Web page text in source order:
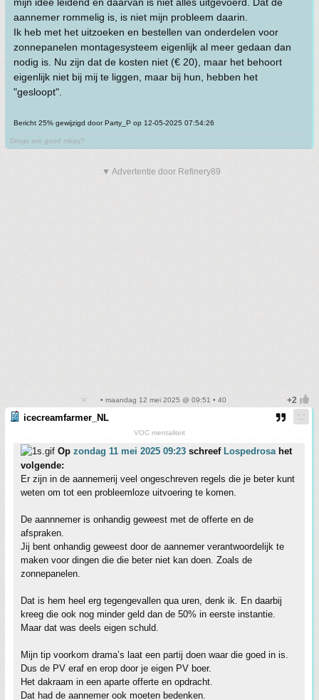
aannemer rommelig is, is niet mijn probleem daarin.
Ik heb met het uitzoeken en bestellen van onderdelen voor
zonnepanelen montagesysteem eigenlijk al meer gedaan dan
nodig is. Nu zijn dat de kosten niet (€ 20), maar het behoort
eigenlijk niet bij mij te liggen, maar bij hun, hebben het
"gesloopt".
Bericht 25% gewijzigd door Party_P op 12-05-2025 07:54:26
Drugs are good mkay?
▼ Advertentie door Refinery89
• maandag 12 mei 2025 @ 09:51 • 40
icecreamfarmer_NL
VOC mentaliteit
Op zondag 11 mei 2025 09:23 schreef Lospedrosa het
volgende:
Er zijn in de aannemerij veel ongeschreven regels die je beter kunt
weten om tot een probleemloze uitvoering te komen.
De aannnemer is onhandig geweest met de offerte en de
afspraken.
Jij bent onhandig geweest door de aannemer verantwoordelijk te
maken voor dingen die die beter niet kan doen. Zoals de
zonnepanelen.
Dat is hem heel erg tegengevallen qua uren, denk ik. En daarbij
kreeg die ook nog minder geld dan de 50% in eerste instantie.
Maar dat was deels eigen schuld.
Mijn tip voorkom drama’s laat een partij doen waar die goed in is.
Dus de PV eraf en erop door je eigen PV boer.
Het dakraam in een aparte offerte en opdracht.
Dat had de aannemer ook moeten bedenken.